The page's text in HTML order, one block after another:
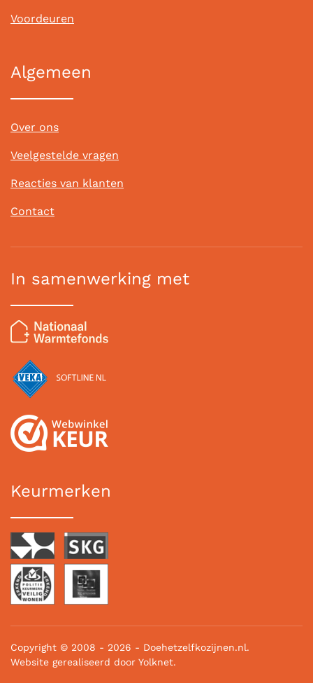
Voordeuren
Algemeen
Over ons
Veelgestelde vragen
Reacties van klanten
Contact
In samenwerking met
Keurmerken
Copyright © 2008 - 2026 - Doehetzelfkozijnen.nl.
Website gerealiseerd door Yolknet.